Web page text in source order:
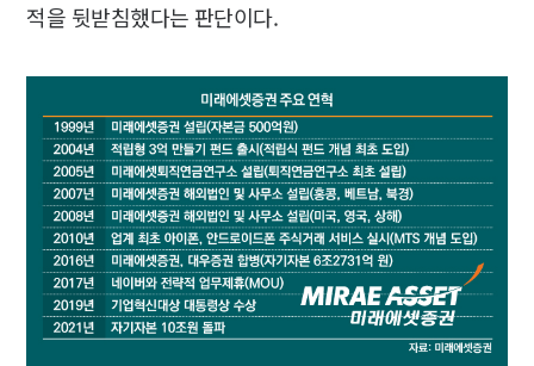
적을 뒷받침했다는 판단이다.